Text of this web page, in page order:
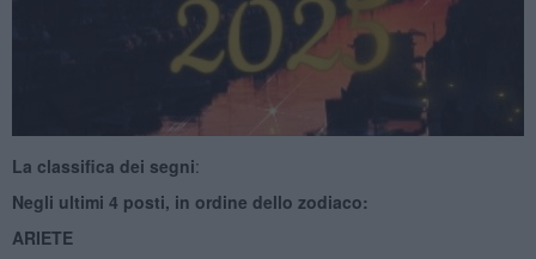
La classifica dei segni:
Negli ultimi 4 posti, in ordine dello zodiaco:
ARIETE